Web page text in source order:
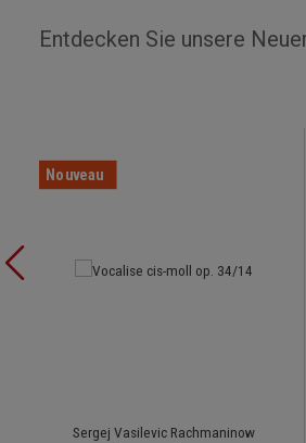
Entdecken Sie unsere
Nouveau
Sergej Vasilevic Rachmaninow